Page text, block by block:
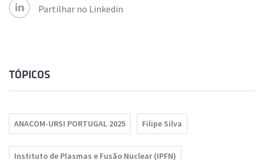
Partilhar no Linkedin
TÓPICOS
ANACOM-URSI PORTUGAL 2025 Filipe Silva
Instituto de Plasmas e Fusão Nuclear (IPFN)